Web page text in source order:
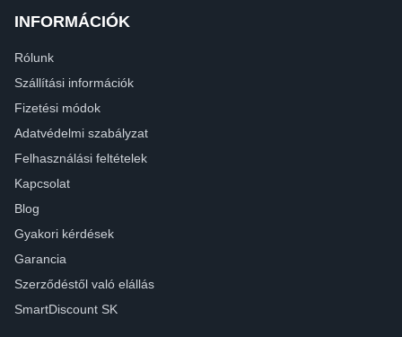
INFORMÁCIÓK
Rólunk
Szállítási információk
Fizetési módok
Adatvédelmi szabályzat
Felhasználási feltételek
Kapcsolat
Blog
Gyakori kérdések
Garancia
Szerződéstől való elállás
SmartDiscount SK